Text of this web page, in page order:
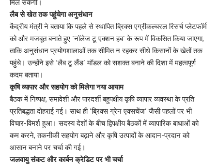
मिल सकेगी।
लैब से खेत तक पहुंचेगा अनुसंधान
केंद्रीय मंत्री ने बताया कि पहले से स्थापित ब्रिक्स एग्रीकल्चरल रिसर्च प्लेटफॉर्म
को और मजबूत बनाते हुए ‘नॉलेज टू एक्शन हब’ के रूप में विकसित किया जाएगा,
ताकि अनुसंधान प्रयोगशालाओं तक सीमित न रहकर सीधे किसानों के खेतों तक
पहुंचे। उन्होंने इसे ‘लैब टू लैंड’ मॉडल को सशक्त बनाने की दिशा में महत्वपूर्ण
कदम बताया।
कृषि व्यापार और सहयोग को मिलेगा नया आयाम
बैठक में निष्पक्ष, समावेशी और पारदर्शी बहुपक्षीय कृषि व्यापार व्यवस्था के प्रति
प्रतिबद्धता दोहराई गई। साथ ही ‘ब्रिक्स ग्रेन एक्सचेंज’ जैसी पहलों पर भी
विचार-विमर्श हुआ। सदस्य देशों के बीच द्विपक्षीय बैठकों में व्यापारिक बाधाओं को
कम करने, तकनीकी सहयोग बढ़ाने और कृषि उत्पादों के आदान-प्रदान को
आसान बनाने पर चर्चा की गई।
जलवायु संकट और कार्बन क्रेडिट पर भी चर्चा